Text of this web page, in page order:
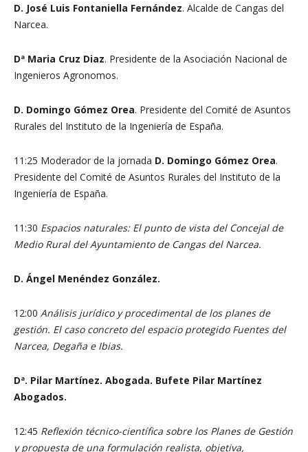
D. José Luis Fontaniella Fernández. Alcalde de Cangas del
Narcea.
Dª Maria Cruz Diaz. Presidente de la Asociación Nacional de
Ingenieros Agronomos.
D. Domingo Gómez Orea. Presidente del Comité de Asuntos
Rurales del Instituto de la Ingeniería de España.
11:25 Moderador de la jornada D. Domingo Gómez Orea.
Presidente del Comité de Asuntos Rurales del Instituto de la
Ingeniería de España.
11:30 Espacios naturales: El punto de vista del Concejal de
Medio Rural del Ayuntamiento de Cangas del Narcea.
D. Ángel Menéndez González.
12:00 Análisis jurídico y procedimental de los planes de
gestión. El caso concreto del espacio protegido Fuentes del
Narcea, Degaña e Ibias.
Dª. Pilar Martínez. Abogada. Bufete Pilar Martínez
Abogados.
12:45 Reflexión técnico-científica sobre los Planes de Gestión
y propuesta de una formulación realista, objetiva,